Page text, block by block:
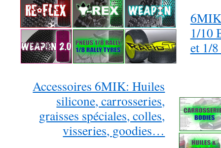
1/10
et 1/
Accessoires 6MIK: Huiles
silicone, carrosseries,
graisses spéciales, colles,
visseries, goodies…